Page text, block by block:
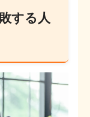
する人